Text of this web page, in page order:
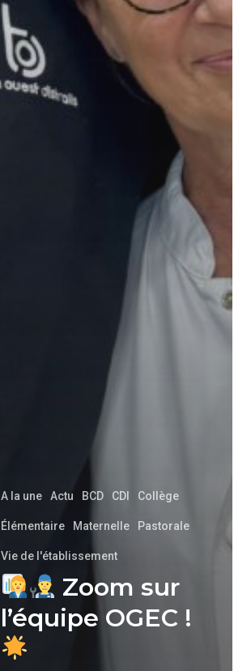
A la une Actu BCD CDI Collège
Élémentaire Maternelle Pastorale
Vie de l'établissement
Zoom sur
l’équipe OGEC !